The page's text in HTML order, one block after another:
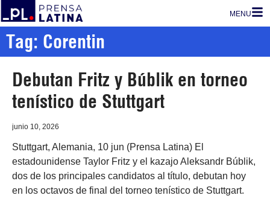
MENU
Tag: Corentin
Debutan Fritz y Búblik en torneo
tenístico de Stuttgart
junio 10, 2026
Stuttgart, Alemania, 10 jun (Prensa Latina) El
estadounidense Taylor Fritz y el kazajo Aleksandr Búblik,
dos de los principales candidatos al título, debutan hoy
en los octavos de final del torneo tenístico de Stuttgart.